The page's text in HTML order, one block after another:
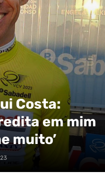
Costa:
em mim
muito’